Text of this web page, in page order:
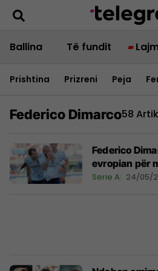
Ballina Të fundit
Prishtina Prizreni Peja
Federico Dimarco58
Federico
evropian për
Serie A 24/05/